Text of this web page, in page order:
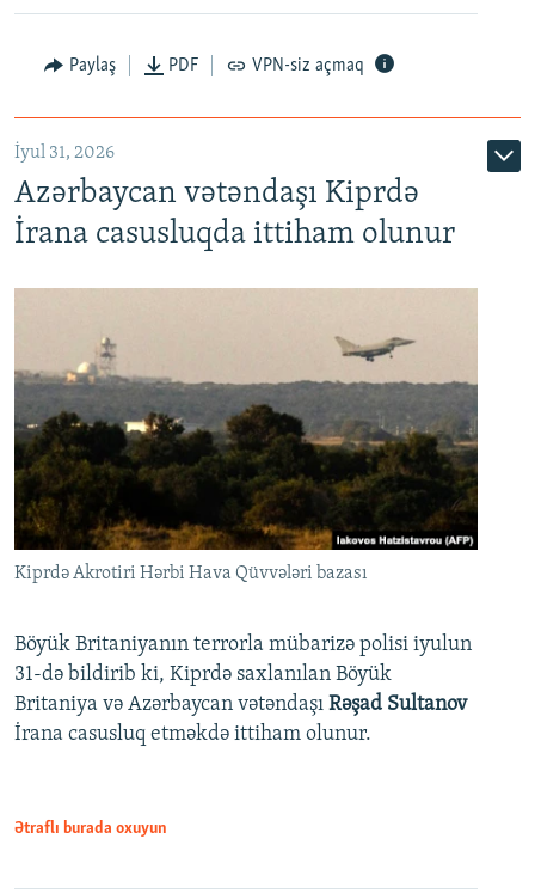
Paylaş PDF VPN-siz açmaq
İyul 31, 2026
Azərbaycan vətəndaşı Kiprdə
İrana casusluqda ittiham olunur
Kiprdə Akrotiri Hərbi Hava Qüvvələri bazası
Böyük Britaniyanın terrorla mübarizə polisi iyulun
31-də bildirib ki, Kiprdə saxlanılan Böyük
Britaniya və Azərbaycan vətəndaşı Rəşad Sultanov
İrana casusluq etməkdə ittiham olunur.
Ətraflı burada oxuyun